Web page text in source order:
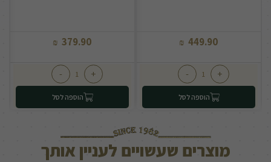
449.90
₪
+
-
הוספה לסל
379.90
₪
+
-
הוספה לסל
מוצרים שעשויים לעניין אותך